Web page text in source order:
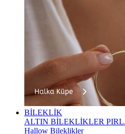
BİLEKLİK
ALTIN BİLEKLİKLER
Hallow Bileklikler